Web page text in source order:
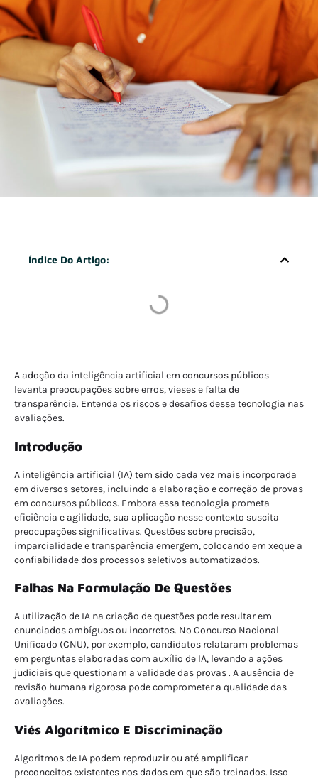
Índice Do Artigo:
A adoção da inteligência artificial em concursos públicos
levanta preocupações sobre erros, vieses e falta de
transparência. Entenda os riscos e desafios dessa tecnologia nas
avaliações.
Introdução
A inteligência artificial (IA) tem sido cada vez mais incorporada
em diversos setores, incluindo a elaboração e correção de provas
em concursos públicos. Embora essa tecnologia prometa
eficiência e agilidade, sua aplicação nesse contexto suscita
preocupações significativas. Questões sobre precisão,
imparcialidade e transparência emergem, colocando em xeque a
confiabilidade dos processos seletivos automatizados.
Falhas Na Formulação De Questões
A utilização de IA na criação de questões pode resultar em
enunciados ambíguos ou incorretos. No Concurso Nacional
Unificado (CNU), por exemplo, candidatos relataram problemas
em perguntas elaboradas com auxílio de IA, levando a ações
judiciais que questionam a validade das provas . A ausência de
revisão humana rigorosa pode comprometer a qualidade das
avaliações.
Viés Algorítmico E Discriminação
Algoritmos de IA podem reproduzir ou até amplificar
preconceitos existentes nos dados em que são treinados. Isso